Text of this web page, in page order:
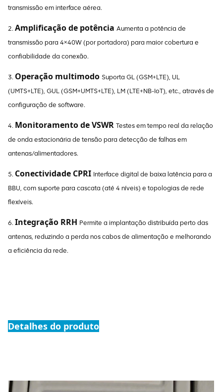
transmissão em interface aérea.
2. Amplificação de potência Aumenta a potência de
transmissão para 4×40W (por portadora) para maior cobertura e
confiabilidade da conexão.
3. Operação multimodo Suporta GL (GSM+LTE), UL
(UMTS+LTE), GUL (GSM+UMTS+LTE), LM (LTE+NB-IoT), etc., através de
configuração de software.
4. Monitoramento de VSWR Testes em tempo real da relação
de onda estacionária de tensão para detecção de falhas em
antenas/alimentadores.
5. Conectividade CPRI Interface digital de baixa latência para a
BBU, com suporte para cascata (até 4 níveis) e topologias de rede
flexíveis.
6. Integração RRH Permite a implantação distribuída perto das
antenas, reduzindo a perda nos cabos de alimentação e melhorando
a eficiência da rede.
Detalhes do produto